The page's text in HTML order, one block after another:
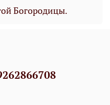
Богородицы.